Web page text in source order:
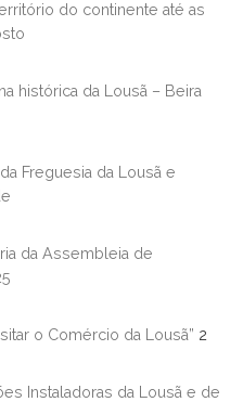
do continente até as
histórica da Lousã – Beira
Freguesia da Lousã e
da Assembleia de
o Comércio da Lousã” 2
Instaladoras da Lousã e de